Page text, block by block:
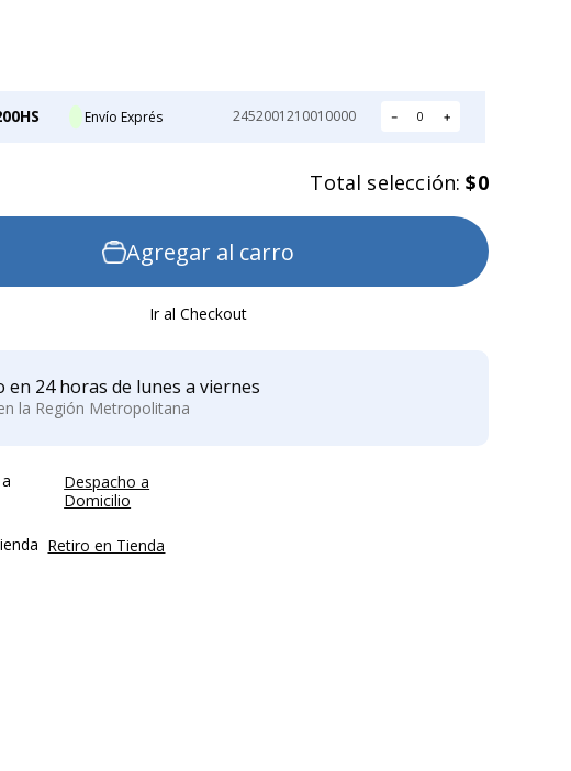
Envío Exprés 2452001210010000 ＋
－
Total selección: $0
Agregar al carro
Ir al Checkout
en 24 horas de lunes a viernes
la Región Metropolitana
Despacho a
Domicilio
Retiro en Tienda